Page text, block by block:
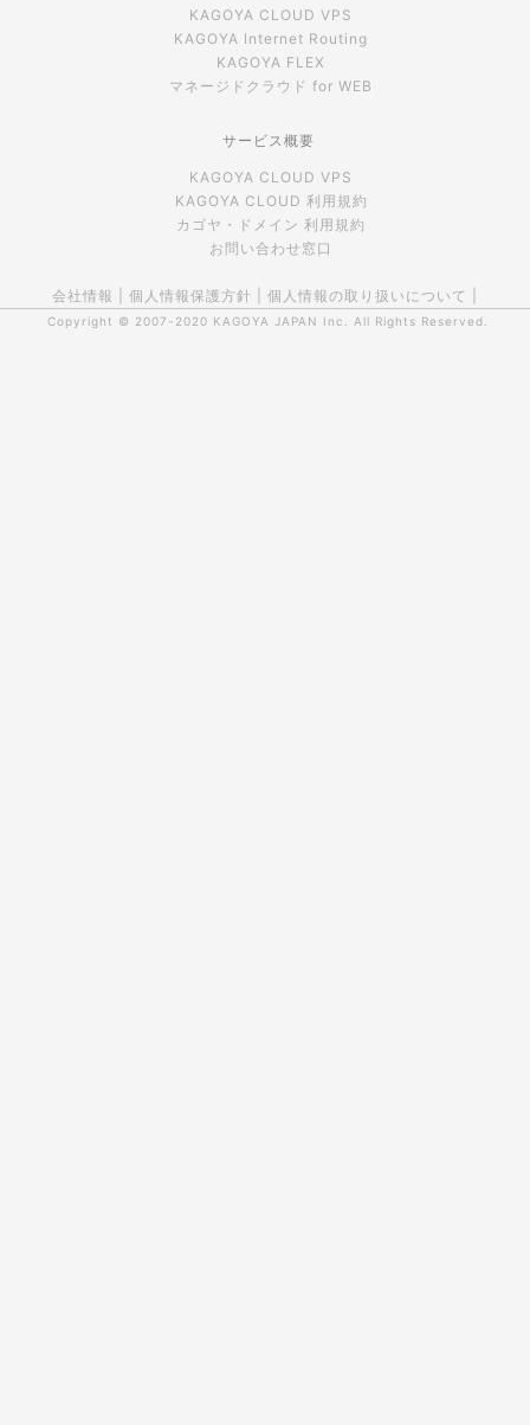
KAGOYA CLOUD VPS
KAGOYA Internet Routing
KAGOYA FLEX
マネージドクラウド for WEB
サービス概要
KAGOYA CLOUD VPS
KAGOYA CLOUD 利用規約
カゴヤ・ドメイン 利用規約
お問い合わせ窓口
会社情報 個人情報保護方針 個人情報の取り扱いについて
Copyright © 2007-2020 KAGOYA JAPAN Inc. All Rights Reserved.